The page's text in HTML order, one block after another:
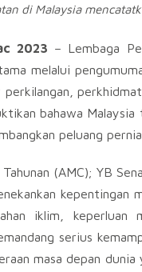
di Malaysia
2023 – Lembaga
melalui
bahawa
peluang
Tahunan (AMC); YB
kepentingan
iklim, keperluan
serius
masa depan dunia